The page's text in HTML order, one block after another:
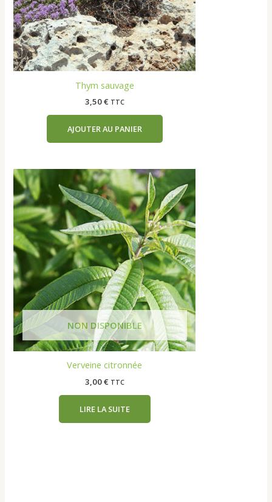
Thym sauvage
3,50€ TTC
AJOUTER AU PANIER
Verveine citronnée
3,00€ TTC
LIRE LA SUITE